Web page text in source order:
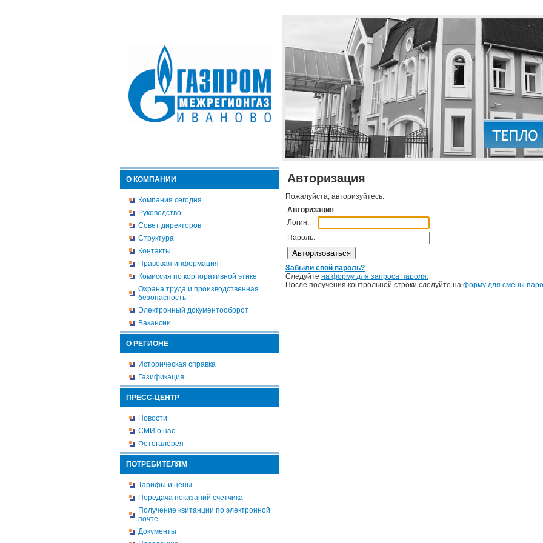
О КОМПАНИИ
Компания сегодня
Руководство
Совет директоров
Структура
Контакты
Правовая информация
Комиссия по корпоративной этике
Охрана труда и производственная
безопасность
Электронный документооборот
Вакансии
О РЕГИОНЕ
Историческая справка
Газификация
ПРЕСС-ЦЕНТР
Новости
СМИ о нас
Фотогалерея
ПОТРЕБИТЕЛЯМ
Тарифы и цены
Передача показаний счетчика
Получение квитанции по электронной
почте
Документы
Авторизация
Пожалуйста, авторизуйтесь:
Авторизация
Логин:
Пароль:
Забыли свой пароль?
Следуйте на форму для запроса пароля.
После получения контрольной строки следуйте на форму для смены